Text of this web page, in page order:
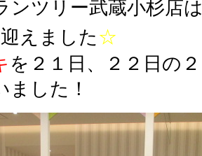
ンツリー武蔵小杉店
えました ☆
を２１日、２２日の
した！